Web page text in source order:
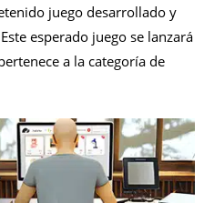
juego desarrollado y
esperado juego se lanzará
a la categoría de